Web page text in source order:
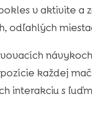
v aktivite a
odľahlých
každej
interakciu s